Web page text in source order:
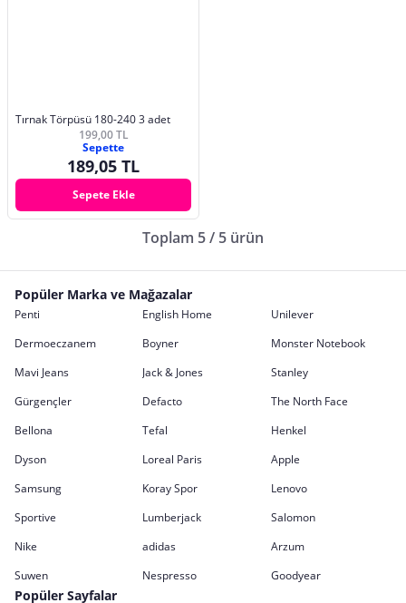
Tırnak Törpüsü 180-240 3 adet
199,00 TL
Sepette
189,05 TL
Sepete Ekle
Toplam 5 / 5 ürün
Popüler Marka ve Mağazalar
Penti English Home
Unilever
Dermoeczanem
Boyner
Monster Notebook
Mavi Jeans
Jack & Jones
Stanley
Gürgençler
Defacto
The North Face
Bellona
Tefal
Henkel
Dyson
Loreal Paris
Apple
Samsung
Koray Spor
Lenovo
Sportive
Lumberjack
Salomon
Nike
adidas
Arzum
Suwen
Nespresso Goodyear
Popüler Sayfalar